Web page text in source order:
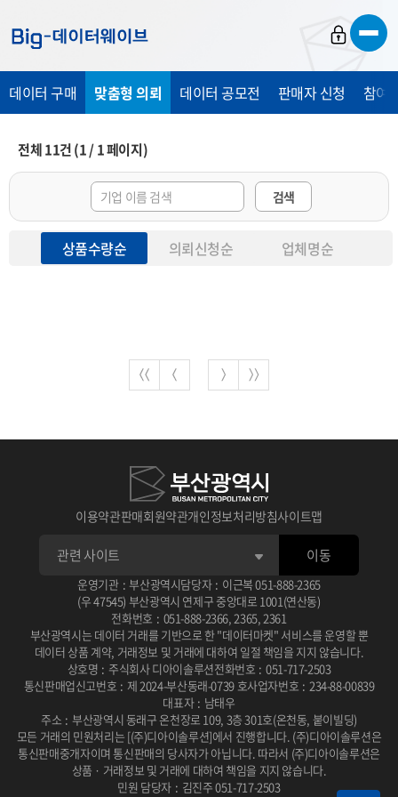
가
가
가
데이터 구매 맞춤형 의뢰 데이터 공모전 판매자 신청 참여
전체11건(1/1페이지)
검색
상품수량순 의뢰신청순 업체명순
이용약관판매회원약관개인정보처리방침사이트맵
운영기관 : 부산광역시담당자 : 이근복051-888-2365
(우 47545) 부산광역시 연제구 중앙대로 1001(연산동)
전화번호 : 051-888-2366, 2365, 2361
부산광역시는 데이터 거래를 기반으로 한 "데이터마켓" 서비스를 운영할 뿐
데이터 상품 계약, 거래정보 및 거래에 대하여 일절 책임을 지지 않습니다.
상호명 : 주식회사 디아이솔루션전화번호 : 051-717-2503
통신판매업신고번호 : 제 2024-부산동래-0739 호사업자번호 : 234-88-00839
대표자 : 남태우
주소 : 부산광역시 동래구 온천장로 109, 3층 301호(온천동, 붙이빌딩)
모든 거래의 민원처리는 [(주)디아이솔루션]에서 진행합니다. (주)디아이솔루션은
통신판매중개자이며 통신판매의 당사자가 아닙니다. 따라서 (주)디아이솔루션은
상품 · 거래정보 및 거래에 대하여 책임을 지지 않습니다.
민원 담당자 : 김진주 051-717-2503
이동